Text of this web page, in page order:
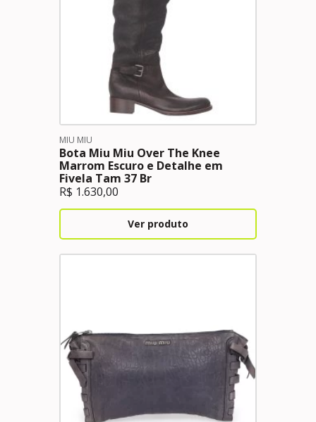
MIU MIU
Bota Miu Miu Over The Knee
Marrom Escuro e Detalhe em
Fivela Tam 37 Br
R$ 1.630,00
Ver produto